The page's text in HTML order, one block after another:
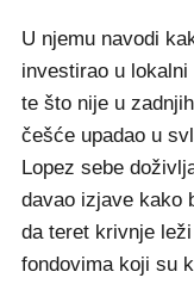
U njemu navodi
investirao u
te što nije u
češće upadao u
Lopez sebe
davao izjave kako
da teret krivnje
fondovima koji su